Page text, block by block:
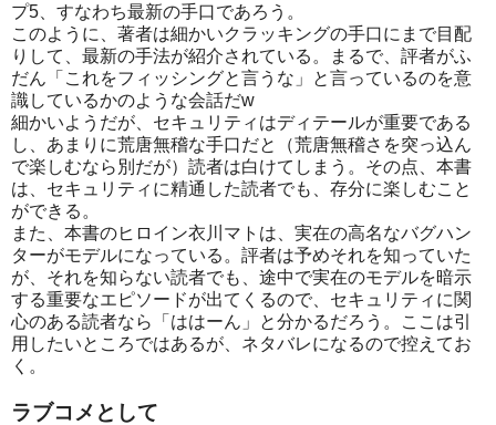
プ5、すなわち最新の手口であろう。
このように、著者は細かいクラッキングの手口にまで目配
りして、最新の手法が紹介されている。まるで、評者がふ
だん「これをフィッシングと言うな」と言っているのを意
識しているかのような会話だw
細かいようだが、セキュリティはディテールが重要である
し、あまりに荒唐無稽な手口だと（荒唐無稽さを突っ込ん
で楽しむなら別だが）読者は白けてしまう。その点、本書
は、セキュリティに精通した読者でも、存分に楽しむこと
ができる。
また、本書のヒロイン衣川マトは、実在の高名なバグハン
ターがモデルになっている。評者は予めそれを知っていた
が、それを知らない読者でも、途中で実在のモデルを暗示
する重要なエピソードが出てくるので、セキュリティに関
心のある読者なら「ははーん」と分かるだろう。ここは引
用したいところではあるが、ネタバレになるので控えてお
く。
ラブコメとして